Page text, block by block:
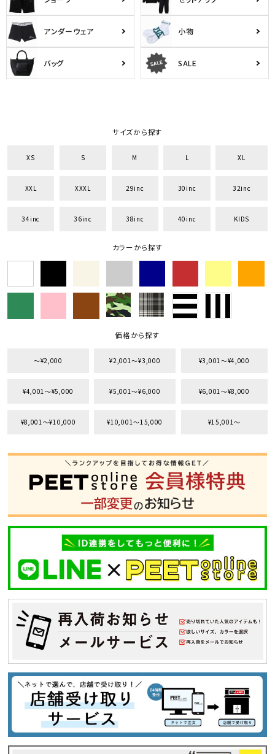
アンダーウェア 小物
バッグ SALE
サイズから探す
XS S M L XL
XXL XXXL 29inc 30inc 32inc
34inc 36inc 38inc 40inc KIDS
カラーから探す
価格から探す
〜¥2,000 ¥2,001〜¥3,000 ¥3,001〜¥4,000
¥4,001〜¥5,000 ¥5,001〜¥6,000 ¥6,001〜¥8,000
¥8,001〜¥10,000 ¥10,001〜15,000 ¥15,001〜